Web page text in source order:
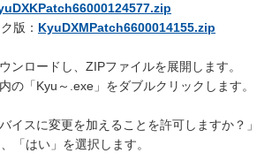
版： KyuDXMPatch6600014155.zip
ンロードし、ZIPファイルを展開します。
の「Kyu～.exe」をダブルクリックします。
イスに変更を加えることを許可しますか？」
「はい」を選択します。